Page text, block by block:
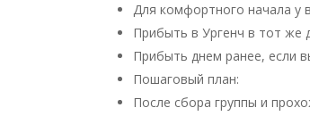
Для комфортного начала у
Прибыть в Ургенч в тот же
Прибыть днем ранее, если
Пошаговый план:
После сбора группы и